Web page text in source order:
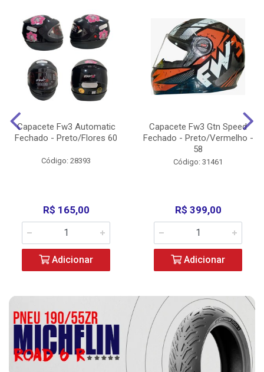
Capacete Fw3 Automatic
Fechado - Preto/Flores 60
Código: 28393
R$ 165,00
Adicionar
Capacete Fw3 Gtn Speed
Fechado - Preto/Vermelho -
58
Código: 31461
R$ 399,00
Adicionar